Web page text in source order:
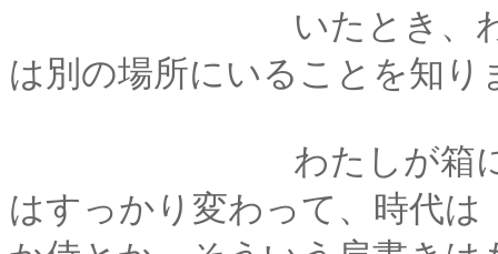
いたとき、わたしは
は別の場所にいることを知り
わたしが箱に仕舞わ
はすっかり変わって、時代